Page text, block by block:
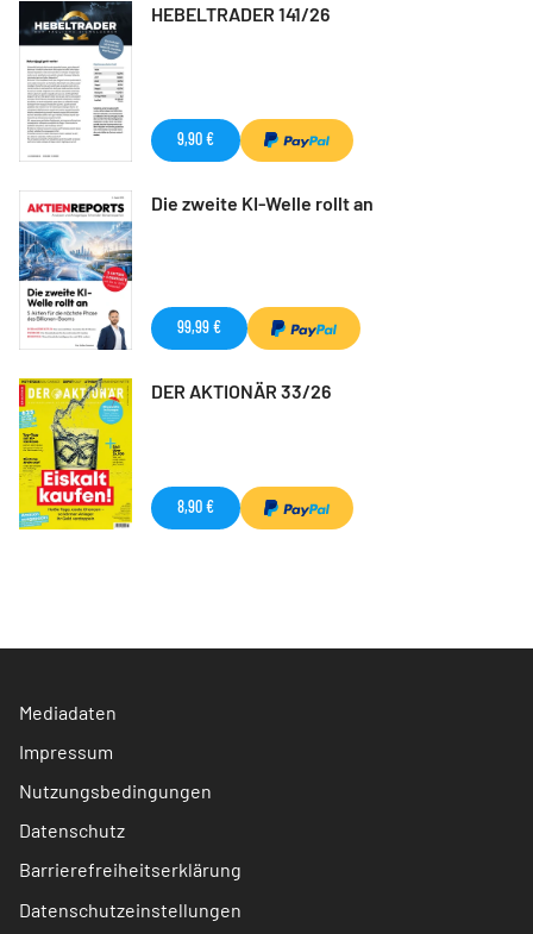
HEBELTRADER 141/26
9,90 €
Die zweite KI-Welle rollt an
99,99 €
DER AKTIONÄR 33/26
8,90 €
Mediadaten
Impressum
Nutzungsbedingungen
Datenschutz
Barrierefreiheitserklärung
Datenschutzeinstellungen